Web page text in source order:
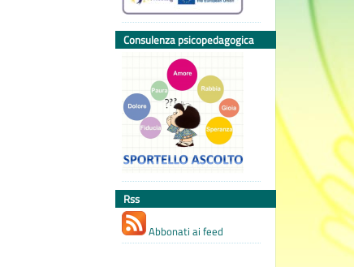
Consulenza psicopedagogica
Rss
Abbonati ai feed